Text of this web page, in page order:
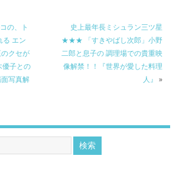
の、ト
エン
クセが
優子との
写真解
史上最年長ミシュラン三ツ星
★★★ 「すきやばし次郎」小野
二郎と息子の 調理場での貴重映
像解禁！！『世界が愛した料理
人』 »